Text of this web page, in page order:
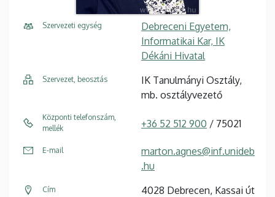
Szervezeti egység
Debreceni Egyetem,
Informatikai Kar, IK
Dékáni Hivatal
Szervezet, beosztás
IK Tanulmányi Osztály,
mb. osztályvezető
Központi telefonszám,
mellék
+36 52 512 900 / 75021
E-mail
marton.agnes@inf.unideb
.hu
Cím
4028 Debrecen, Kassai út